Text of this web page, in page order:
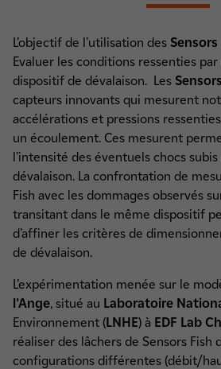
L’objectif de l’utilisation des Sensors
Evaluer les conditions ressenties
dispositif de dévalaison. Les
capteurs innovants qui mesurent
accélérations et pressions
un écoulement. Ces mesurent
l’intensité des éventuels chocs
dévalaison. La confrontation de
Fish avec les dommages observés
transitant dans le même dispositif
d’affiner les critères de
de dévalaison.
L’expérimentation menée sur le
l’Ange, situé au Laboratoire
Environnement (LNHE) à EDF Lab
réaliser des lâchers de Sensors Fish
configurations différentes (débit/